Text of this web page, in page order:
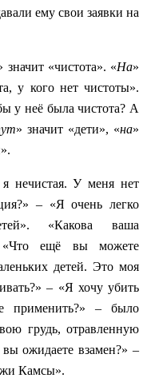
ему свои заявки на
значит «чистота». «На»
у кого нет чистоты».
у неё была чистота? А
» значит «дети», «на»
нечистая. У меня нет
– «Я очень легко
«Какова ваша
«Что ещё вы можете
детей. Это моя
– «Я хочу убить
применить?» – было
грудь, отравленную
ожидаете взамен?» –
Камсы».